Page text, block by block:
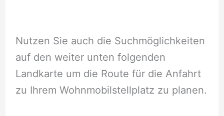
Nutzen Sie auch die Suchmöglichkeiten
auf den weiter unten folgenden
Landkarte um die Route für die Anfahrt
zu Ihrem Wohnmobilstellplatz zu planen.